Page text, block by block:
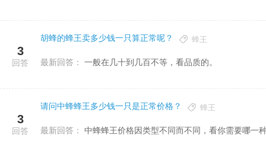
3
回答
胡蜂的蜂王卖多少钱一只算正常呢？ 蜂王
最新回答： 一般在几十到几百不等，看品质的。
3
回答
请问中蜂蜂王多少钱一只是正常价格？ 蜂王
最新回答： 中蜂蜂王价格因类型不同而不同，看你需要哪一